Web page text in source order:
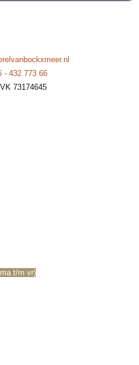
- 432 773 66
73174645
ma t/m vr)